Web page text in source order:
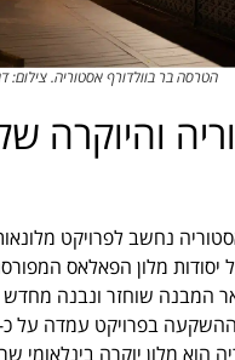
הטרסה בר בוולדורף אסטוריה. צילום:
והיוקרה
נחשב לפרויקט
יסודות מלון הפאלאס
המבנה שוחזר ונבנה
הוא מלון יוקרה בינלאומי